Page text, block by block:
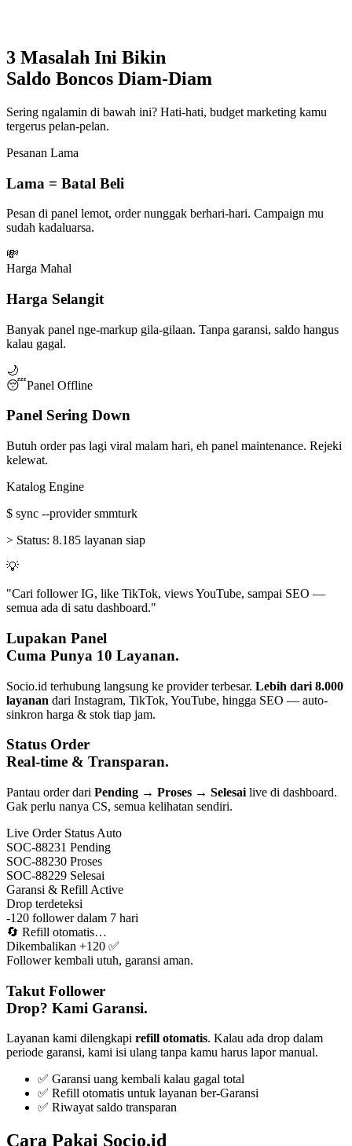
3 Masalah Ini Bikin
Saldo Boncos Diam-Diam
Sering ngalamin di bawah ini? Hati-hati, budget marketing kamu
tergerus pelan-pelan.
Pesanan Lama
Lama = Batal Beli
Pesan di panel lemot, order nunggak berhari-hari. Campaign mu
sudah kadaluarsa.
💸
Harga Mahal
Harga Selangit
Banyak panel nge-markup gila-gilaan. Tanpa garansi, saldo hangus
kalau gagal.
🌙
😴Panel Offline
Panel Sering Down
Butuh order pas lagi viral malam hari, eh panel maintenance. Rejeki
kelewat.
Katalog Engine
$ sync --provider smmturk
> Status: 8.185 layanan siap
💡
"Cari follower IG, like TikTok, views YouTube, sampai SEO —
semua ada di satu dashboard."
Lupakan Panel
Cuma Punya 10 Layanan.
Socio.id terhubung langsung ke provider terbesar. Lebih dari 8.000
layanan dari Instagram, TikTok, YouTube, hingga SEO — auto-
sinkron harga & stok tiap jam.
Status Order
Real-time & Transparan.
Pantau order dari Pending → Proses → Selesai live di dashboard.
Gak perlu nanya CS, semua kelihatan sendiri.
Live Order Status Auto
SOC-88231 Pending
SOC-88230 Proses
SOC-88229 Selesai
Garansi & Refill Active
Drop terdeteksi
-120 follower dalam 7 hari
🔄 Refill otomatis…
Dikembalikan +120 ✅
Follower kembali utuh, garansi aman.
Takut Follower
Drop? Kami Garansi.
Layanan kami dilengkapi refill otomatis. Kalau ada drop dalam
periode garansi, kami isi ulang tanpa kamu harus lapor manual.
✅ Garansi uang kembali kalau gagal total
✅ Refill otomatis untuk layanan ber-Garansi
✅ Riwayat saldo transparan
Cara Pakai Socio.id